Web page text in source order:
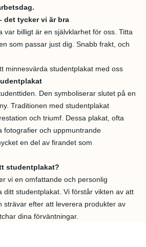
det tycker vi är bra
var billigt är en självklarhet för oss. Titta
som passar just dig. Snabb frakt, och
minnesvärda studentplakat med oss
Den symboliserar slutet på en
Traditionen med studentplakat
och triumf. Dessa plakat, ofta
fotografier och uppmuntrande
en del av firandet som
studentplakat?
vi en omfattande och personlig
ditt studentplakat. Vi förstår vikten av att
strävar efter att leverera produkter av
dina förväntningar.